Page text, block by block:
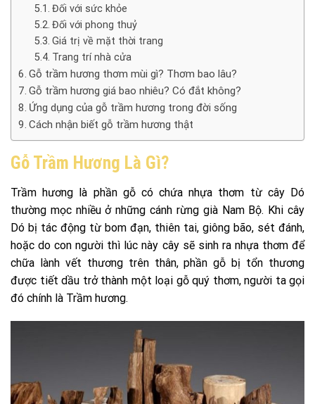
Đối với sức khỏe
Đối với phong thuỷ
Giá trị về mặt thời trang
Trang trí nhà cửa
Gỗ trầm hương thơm mùi gì? Thơm bao lâu?
Gỗ trầm hương giá bao nhiêu? Có đắt không?
Ứng dụng của gỗ trầm hương trong đời sống
Cách nhận biết gỗ trầm hương thật
Gỗ Trầm Hương Là Gì?
Trầm hương là phần gỗ có chứa nhựa thơm từ cây Dó
thường mọc nhiều ở những cánh rừng già Nam Bộ. Khi cây
Dó bị tác động từ bom đạn, thiên tai, giông bão, sét đánh,
hoặc do con người thì lúc này cây sẽ sinh ra nhựa thơm để
chữa lành vết thương trên thân, phần gỗ bị tổn thương
được tiết dầu trở thành một loại gỗ quý thơm, người ta gọi
đó chính là Trầm hương.